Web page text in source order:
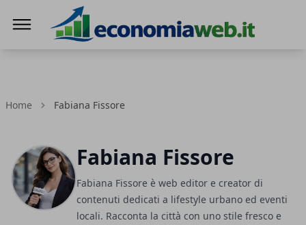
Home Fabiana Fissore
Fabiana Fissore
Fabiana Fissore è web editor e creator di
contenuti dedicati a lifestyle urbano ed eventi
locali. Racconta la città con uno stile fresco e